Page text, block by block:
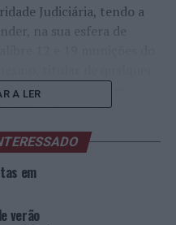
Judiciária, tendo a
na sua esfera de
da referida arma e
de violência
legais, foi de
Lisboa Oeste –
A LER
em
verão